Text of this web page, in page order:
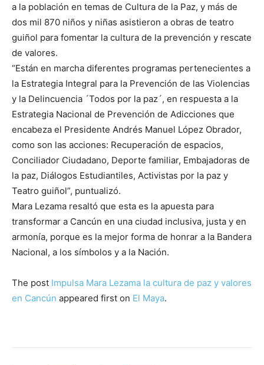
a la población en temas de Cultura de la Paz, y más de
dos mil 870 niños y niñas asistieron a obras de teatro
guiñol para fomentar la cultura de la prevención y rescate
de valores.
“Están en marcha diferentes programas pertenecientes a
la Estrategia Integral para la Prevención de las Violencias
y la Delincuencia ´Todos por la paz´, en respuesta a la
Estrategia Nacional de Prevención de Adicciones que
encabeza el Presidente Andrés Manuel López Obrador,
como son las acciones: Recuperación de espacios,
Conciliador Ciudadano, Deporte familiar, Embajadoras de
la paz, Diálogos Estudiantiles, Activistas por la paz y
Teatro guiñol”, puntualizó.
Mara Lezama resaltó que esta es la apuesta para
transformar a Cancún en una ciudad inclusiva, justa y en
armonía, porque es la mejor forma de honrar a la Bandera
Nacional, a los símbolos y a la Nación.
The post Impulsa Mara Lezama la cultura de paz y valores
en Cancún appeared first on El Maya.